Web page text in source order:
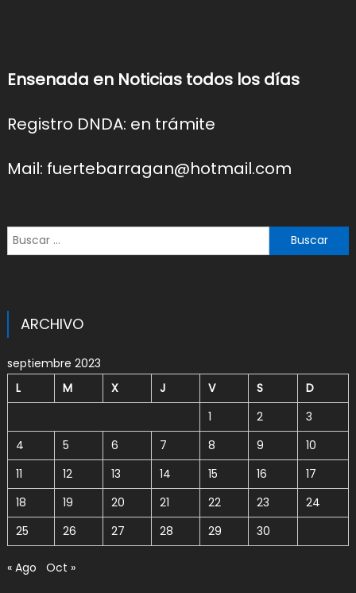
Ensenada en Noticias todos los días
Registro DNDA: en trámite
Mail: fuertebarragan@hotmail.com
Buscar:
ARCHIVO
septiembre 2023
L
M X J V S
D
1
2
3
4
5 6 7 8 9
10
11
12 13 14 15 16
17
18
19 20 21 22 23
24
25
26 27 28 29 30
« Ago Oct »